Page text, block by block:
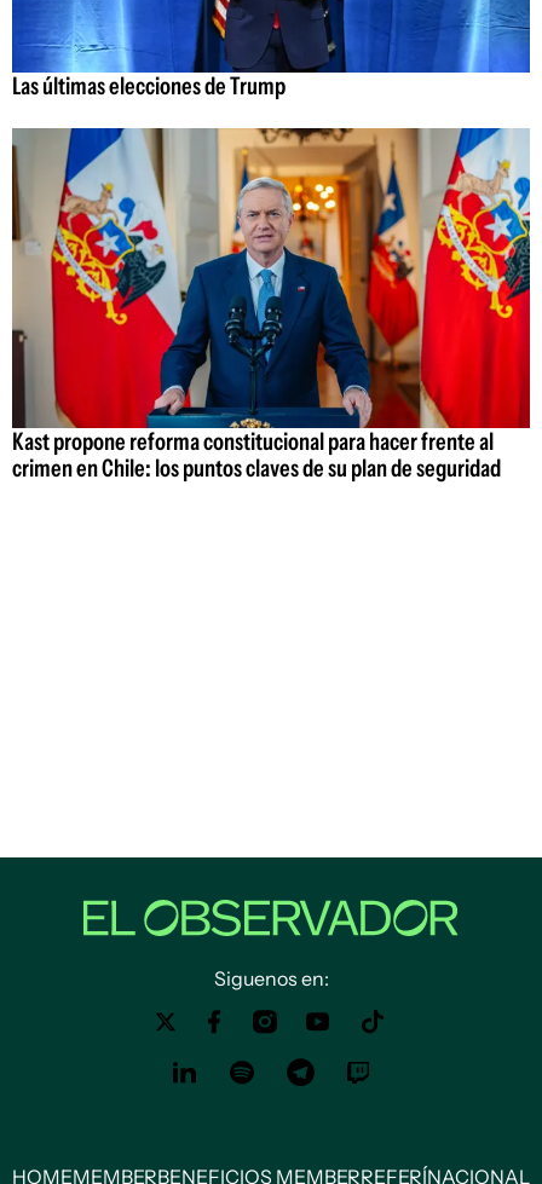
Las últimas elecciones de Trump
Kast propone reforma constitucional para hacer frente al
crimen en Chile: los puntos claves de su plan de seguridad
Siguenos en:
HOMEMEMBERBENEFICIOS MEMBERREFERÍNACIONAL